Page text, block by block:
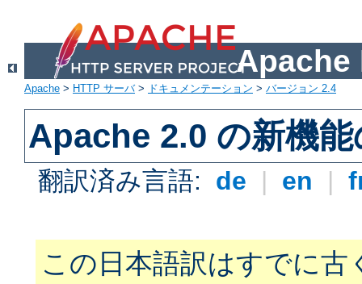
Apache
Apache > HTTP サーバ> ドキュメンテーション > バージョン 2.4
Apache 2.0 の新機能
翻訳済み言語: de | en |
この日本語訳はすでに古